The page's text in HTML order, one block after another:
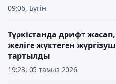
09:06, Бүгін
19:23, 05 тамыз 2026
Түркістанда дрифт
желіге жүктеген
тартылды